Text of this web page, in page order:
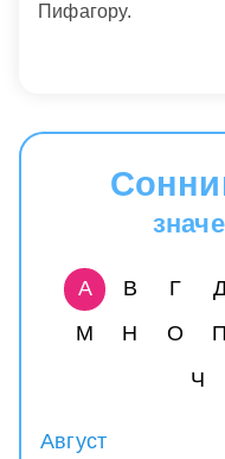
Пифагору.
А В Г
М
Н О П
Ч
Август